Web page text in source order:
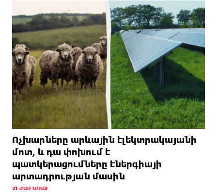
Ոչխարները արևային էլեկտրակայանի
մոտ, և դա փոխում է
պատկերացումները էներգիայի
արտադրության մասին
21 ԺԱՄ ԱՌԱՋ